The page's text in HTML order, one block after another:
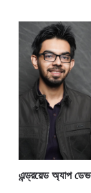
এন্ড্রয়েড অ্যাপ